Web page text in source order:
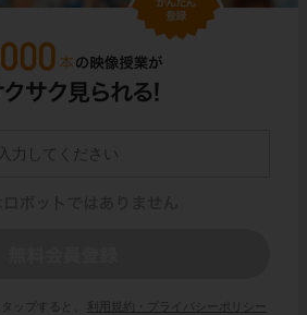
ップすると、
利用規約・プライバシーポリシー